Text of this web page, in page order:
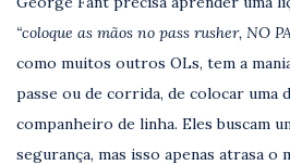
“coloque as mãos no pass rusher, NO
como muitos outros OLs, tem a
passe ou de corrida, de colocar uma
companheiro de linha. Eles buscam
segurança, mas isso apenas atrasa o